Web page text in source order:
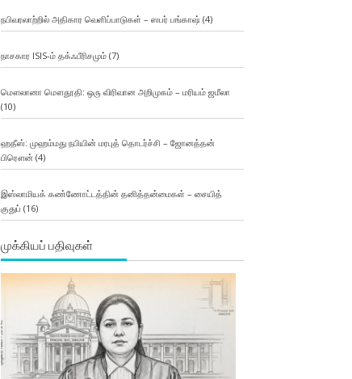
நபிவரலாற்றில் அதிகார வெளிப்பாடுகள் – ஸபர் பங்காஷ் (4)
நாசகார ISIS-ம் தக்ஃபீரிசமும்(7)
மௌலானா மௌதூதி: ஒரு விரிவான அறிமுகம் – மரியம் ஜமீலா
(10)
ஹதீஸ்: முஹம்மது நபியின் மரபுத் தொடர்ச்சி – ஜோனத்தன்
பிரௌன் (4)
இஸ்லாமியக் கண்ணோட்டத்தின் தனித்தன்மைகள் – சையித்
குதுப் (16)
முக்கியப் பதிவுகள்